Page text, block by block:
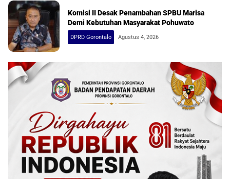
Komisi II Desak Penambahan SPBU Marisa
Demi Kebutuhan Masyarakat Pohuwato
DPRD Gorontalo Agustus 4, 2026